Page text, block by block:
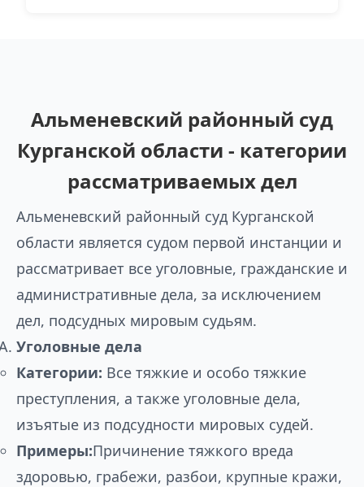
Альменевский районный суд
Курганской области - категории
рассматриваемых дел
Альменевский районный суд Курганской
области является судом первой инстанции и
рассматривает все уголовные, гражданские и
административные дела, за исключением
дел, подсудных мировым судьям.
Уголовные дела
Категории: Все тяжкие и особо тяжкие
преступления, а также уголовные дела,
изъятые из подсудности мировых судей.
Примеры:Причинение тяжкого вреда
здоровью, грабежи, разбои, крупные кражи,